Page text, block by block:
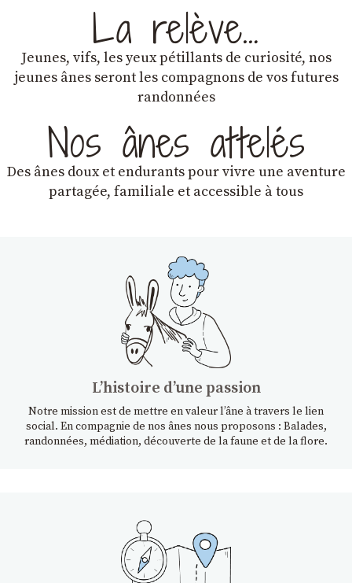
La relève…
Jeunes, vifs, les yeux pétillants de curiosité, nos
jeunes ânes seront les compagnons de vos futures
randonnées
Nos ânes attelés
Des ânes doux et endurantspour vivre une aventure
partagée, familiale et accessible à tous
Lʼhistoire dʼune passion
Notre mission est de mettre en valeur l’âne à travers le lien
social. En compagnie de nos ânes nous proposons : Balades,
randonnées, médiation, découverte de la faune et de la flore.